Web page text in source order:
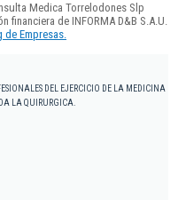
Medica Torrelodones Slp
de INFORMA D&B S.A.U.
de Empresas.
DEL EJERCICIO DE LA MEDICINA
LA QUIRURGICA.